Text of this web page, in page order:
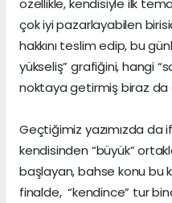
özellikle, kendisiyle ilk
çok iyi pazarlayabilen
hakkını teslim edip, bu
yükseliş” grafiğini, hangi
noktaya getirmiş biraz da
Geçtiğimiz yazımızda da
kendisinden “büyük”
başlayan, bahse konu bu
finalde, “kendince” tur